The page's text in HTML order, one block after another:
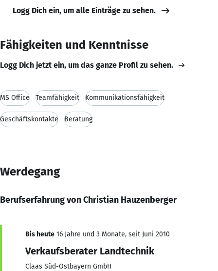
Logg Dich ein, um alle Einträge zu sehen.
Fähigkeiten und Kenntnisse
Logg Dich jetzt ein, um das ganze Profil zu sehen.
MS Office Teamfähigkeit Kommunikationsfähigkeit
Geschäftskontakte Beratung
Werdegang
Berufserfahrung von Christian Hauzenberger
Bis heute 16 Jahre und 3 Monate, seit Juni 2010
Verkaufsberater Landtechnik
Claas Süd-Ostbayern GmbH